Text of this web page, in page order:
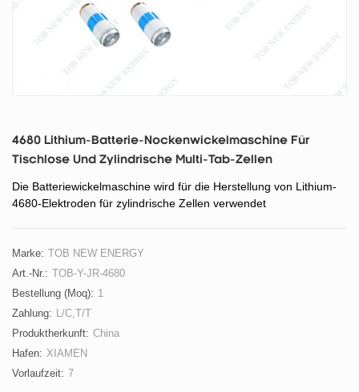
4680 Lithium-Batterie-Nockenwickelmaschine Für
Tischlose Und Zylindrische Multi-Tab-Zellen
Die Batteriewickelmaschine wird für die Herstellung von Lithium-
4680-Elektroden für zylindrische Zellen verwendet
Marke: TOB NEW ENERGY
Art.-Nr.: TOB-Y-JR-4680
Bestellung (moq): 1
Zahlung: L/C,T/T
Produktherkunft: China
Hafen: XIAMEN
Vorlaufzeit: 7